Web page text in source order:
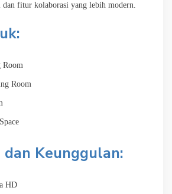
dan fitur kolaborasi yang lebih modern.
Room
Room
dan Keunggulan:
HD